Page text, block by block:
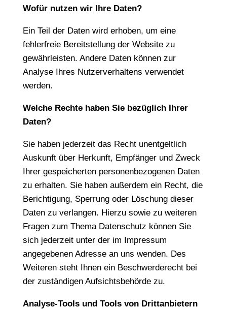
Wofür nutzen wir Ihre Daten?
Ein Teil der Daten wird erhoben, um eine
fehlerfreie Bereitstellung der Website zu
gewährleisten. Andere Daten können zur
Analyse Ihres Nutzerverhaltens verwendet
werden.
Welche Rechte haben Sie bezüglich Ihrer
Daten?
Sie haben jederzeit das Recht unentgeltlich
Auskunft über Herkunft, Empfänger und Zweck
Ihrer gespeicherten personenbezogenen Daten
zu erhalten. Sie haben außerdem ein Recht, die
Berichtigung, Sperrung oder Löschung dieser
Daten zu verlangen. Hierzu sowie zu weiteren
Fragen zum Thema Datenschutz können Sie
sich jederzeit unter der im Impressum
angegebenen Adresse an uns wenden. Des
Weiteren steht Ihnen ein Beschwerderecht bei
der zuständigen Aufsichtsbehörde zu.
Analyse-Tools und Tools von Drittanbietern